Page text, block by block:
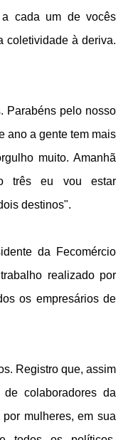
a cada um de vocês
coletividade à deriva.
Parabéns pelo nosso
ano a gente tem mais
muito. Amanhã
três eu vou estar
destinos".
da Fecomércio
realizado por
os empresários de
Registro que, assim
colaboradores da
mulheres, em sua